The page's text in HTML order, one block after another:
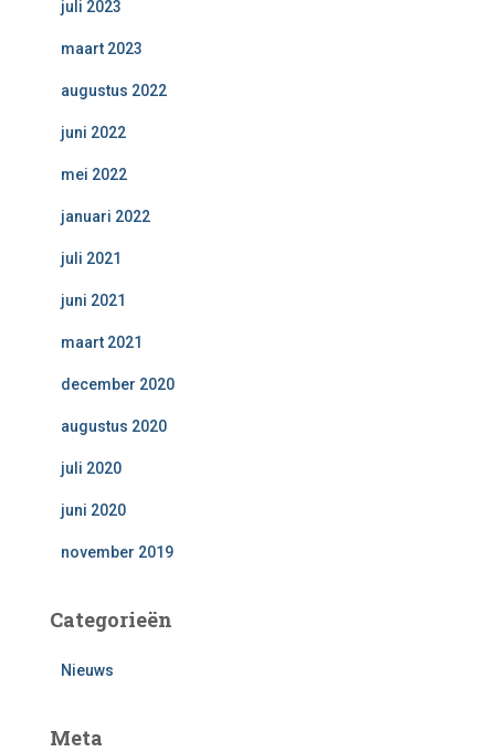
juli 2023
maart 2023
augustus 2022
juni 2022
mei 2022
januari 2022
juli 2021
juni 2021
maart 2021
december 2020
augustus 2020
juli 2020
juni 2020
november 2019
Categorieën
Nieuws
Meta